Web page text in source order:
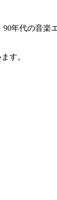
年代の音
す。